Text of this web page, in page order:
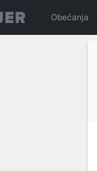
Obećanja